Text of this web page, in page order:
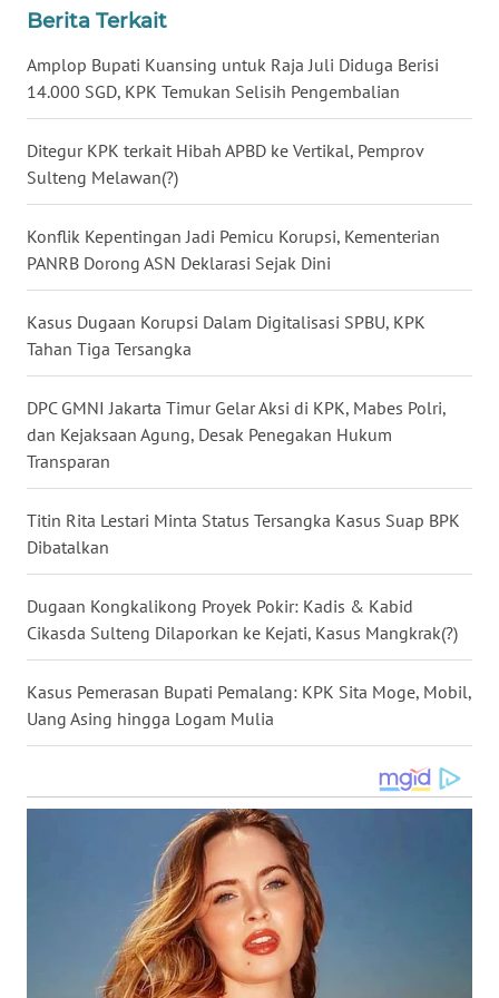
Berita Terkait
Amplop Bupati Kuansing untuk Raja Juli Diduga Berisi
14.000 SGD, KPK Temukan Selisih Pengembalian
Ditegur KPK terkait Hibah APBD ke Vertikal, Pemprov
Sulteng Melawan(?)
Konflik Kepentingan Jadi Pemicu Korupsi, Kementerian
PANRB Dorong ASN Deklarasi Sejak Dini
Kasus Dugaan Korupsi Dalam Digitalisasi SPBU, KPK
Tahan Tiga Tersangka
DPC GMNI Jakarta Timur Gelar Aksi di KPK, Mabes Polri,
dan Kejaksaan Agung, Desak Penegakan Hukum
Transparan
Titin Rita Lestari Minta Status Tersangka Kasus Suap BPK
Dibatalkan
Dugaan Kongkalikong Proyek Pokir: Kadis & Kabid
Cikasda Sulteng Dilaporkan ke Kejati, Kasus Mangkrak(?)
Kasus Pemerasan Bupati Pemalang: KPK Sita Moge, Mobil,
Uang Asing hingga Logam Mulia
WN
BABEL
WN
WN
WN
JATENG
WN
NUSANTARA
WN
JOGJA
WN
JATIM
BALI
KALTENG